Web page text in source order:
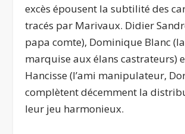
excès épousent la subtilité des
tracés par Marivaux. Didier
papa comte), Dominique Blanc
marquise aux élans castrateurs)
Hancisse (l’ami manipulateur,
complètent décemment la
leur jeu harmonieux.